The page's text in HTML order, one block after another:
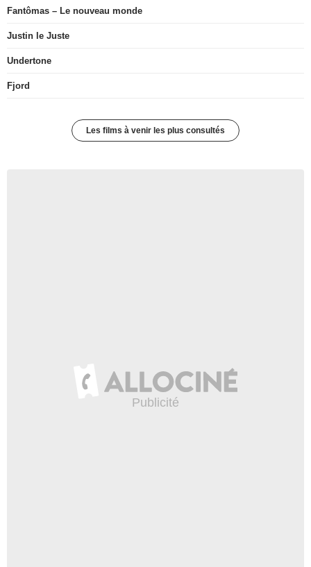
Fantômas – Le nouveau monde
Justin le Juste
Undertone
Fjord
Les films à venir les plus consultés